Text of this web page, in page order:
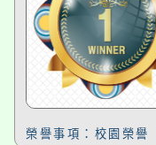
榮譽事項：校園榮譽